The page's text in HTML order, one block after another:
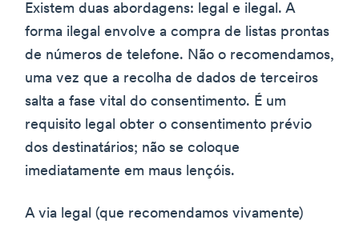
Existem duas abordagens: legal e ilegal. A
forma ilegal envolve a compra de listas prontas
de números de telefone. Não o recomendamos,
uma vez que a recolha de dados de terceiros
salta a fase vital do consentimento. É um
requisito legal obter o consentimento prévio
dos destinatários; não se coloque
imediatamente em maus lençóis.
A via legal (que recomendamos vivamente)